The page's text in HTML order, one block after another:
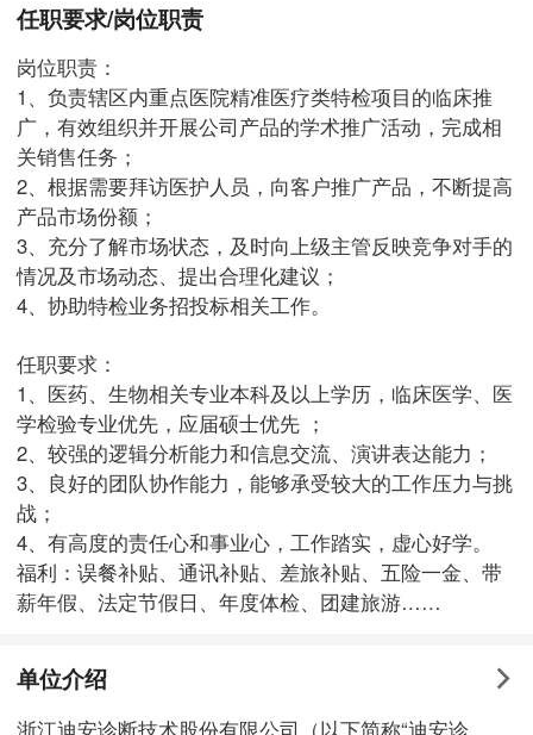
任职要求/岗位职责
岗位职责：
1、负责辖区内重点医院精准医疗类特检项目的临床推
广，有效组织并开展公司产品的学术推广活动，完成相
关销售任务；
2、根据需要拜访医护人员，向客户推广产品，不断提高
产品市场份额；
3、充分了解市场状态，及时向上级主管反映竞争对手的
情况及市场动态、提出合理化建议；
4、协助特检业务招投标相关工作。
任职要求：
1、医药、生物相关专业本科及以上学历，临床医学、医
学检验专业优先，应届硕士优先 ；
2、较强的逻辑分析能力和信息交流、演讲表达能力；
3、良好的团队协作能力，能够承受较大的工作压力与挑
战；
4、有高度的责任心和事业心，工作踏实，虚心好学。
福利：误餐补贴、通讯补贴、差旅补贴、五险一金、带
薪年假、法定节假日、年度体检、团建旅游……
单位介绍
浙江迪安诊断技术股份有限公司（以下简称“迪安诊